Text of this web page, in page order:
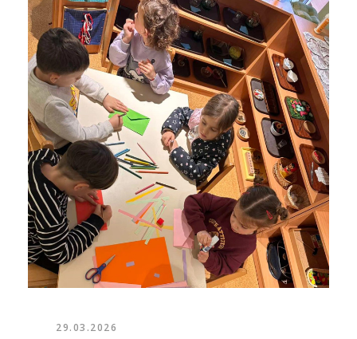
29.03.2026